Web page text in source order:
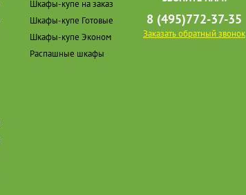
Шкафы-купе на заказ
Шкафы-купе Готовые
Шкафы-купе Эконом
Распашные шкафы
8 (495)772-37-35
Заказать обратный звонок